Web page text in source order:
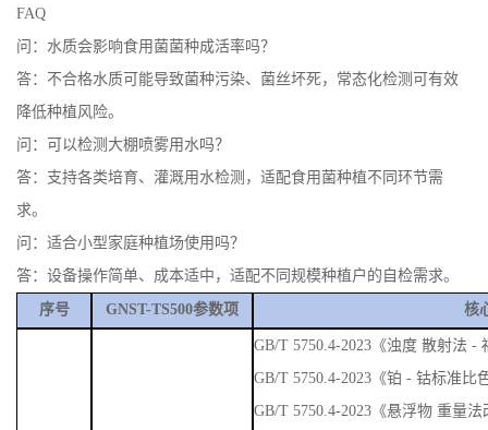
FAQ
问：水质会影响食用菌菌种成活率吗？
答：不合格水质可能导致菌种污染、菌丝坏死，常态化检测可有效
降低种植风险。
问：可以检测大棚喷雾用水吗？
答：支持各类培育、灌溉用水检测，适配食用菌种植不同环节需
求。
问：适合小型家庭种植场使用吗？
答：设备操作简单、成本适中，适配不同规模种植户的自检需求。
序号 GNST-TS500参数项 核
GB/T 5750.4-2023《浊度 散射法
GB/T 5750.4-2023《铂 - 钴标准比
GB/T 5750.4-2023《悬浮物 重量法